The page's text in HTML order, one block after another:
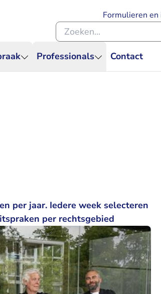
Professionals Contact
Formulieren en
Zoeken binnen de Rechtspraak
per jaar. Iedere week selecteren
per rechtsgebied